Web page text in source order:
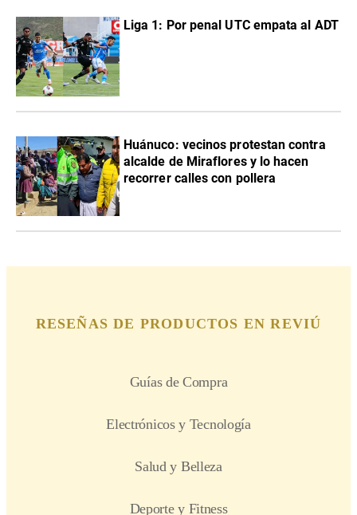
Liga 1: Por penal UTC empata al ADT
Huánuco: vecinos protestan contra
alcalde de Miraflores y lo hacen
recorrer calles con pollera